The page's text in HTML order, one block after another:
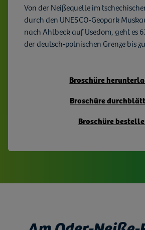
Von der Neißequelle im
durch den UNESCO-Geopark
nach Ahlbeck auf Usedom, geht es
der deutsch-polnischen Grenze bis
Broschüre
Broschüre
Broschüre